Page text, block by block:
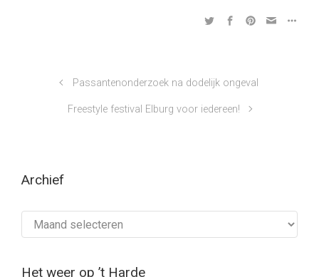
Passantenonderzoek na dodelijk ongeval
Freestyle festival Elburg voor iedereen!
Archief
Het weer op ’t Harde